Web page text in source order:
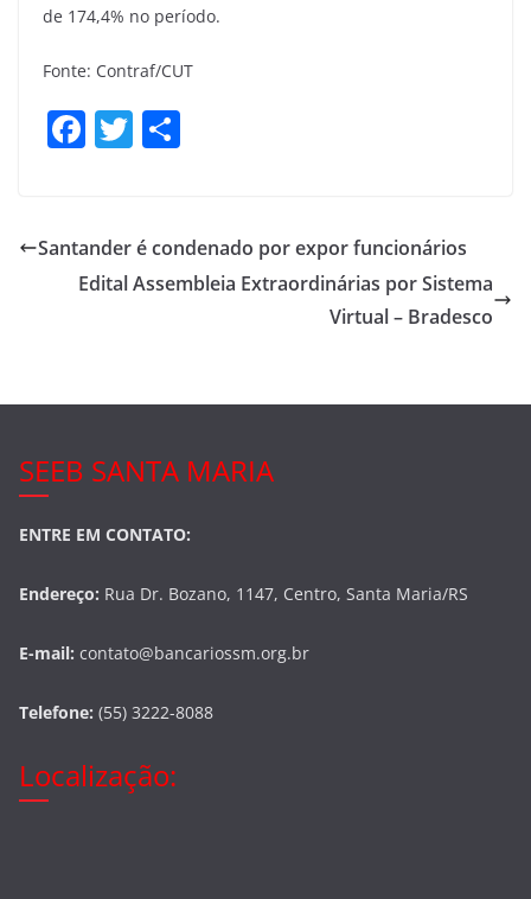
de 174,4% no período.
Fonte: Contraf/CUT
F
e
b
k
T
er e
Santander é condenado por expor funcionários
Edital Assembleia Extraordinárias por Sistema
Virtual – Bradesco
SEEB SANTA MARIA
ENTRE EM CONTATO:
Endereço: Rua Dr. Bozano, 1147, Centro, Santa Maria/RS
E-mail: contato@bancariossm.org.br
Telefone: (55) 3222-8088
Localização: